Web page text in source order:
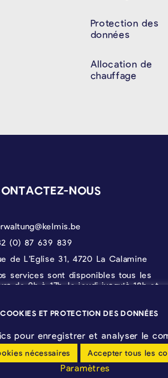
Protection des
données
Allocation de
chauffage
NOUS
(0) 87 639 839
de L’Eglise 31, 4720 La Calamine
services sont disponibles tous les
de 9h à 17h, le jeudi jusqu'à 18h et
COOKIES ET PROTECTION DES DONNÉES
pour enregistrer et analyser le
nécessaires Accepter tous les
Paramètres